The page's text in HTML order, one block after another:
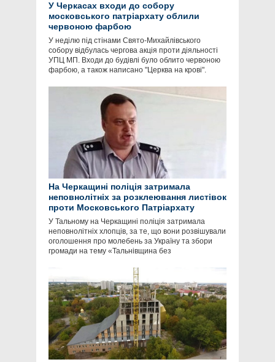
У Черкасах входи до собору
московського патріархату облили
червоною фарбою
У неділю під стінами Свято-Михайлівського
собору відбулась чергова акція проти діяльності
УПЦ МП. Входи до будівлі було облито червоною
фарбою, а також написано "Церква на крові".
На Черкащині поліція затримала
неповнолітніх за розклеювання листівок
проти Московського Патріархату
У Тальному на Черкащині поліція затримала
неповнолітніх хлопців, за те, що вони розвішували
оголошення про молебень за Україну та збори
громади на тему «Тальнівщина без